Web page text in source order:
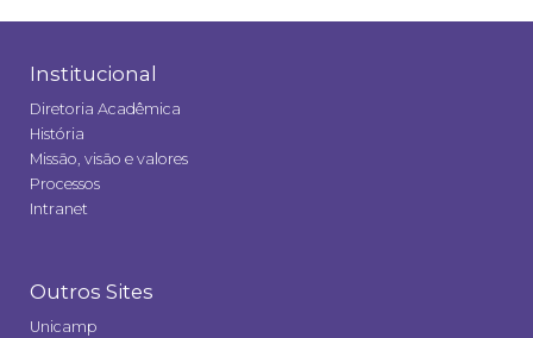
Institucional
Diretoria Acadêmica
História
Missão, visão e valores
Processos
Intranet
Outros Sites
Unicamp